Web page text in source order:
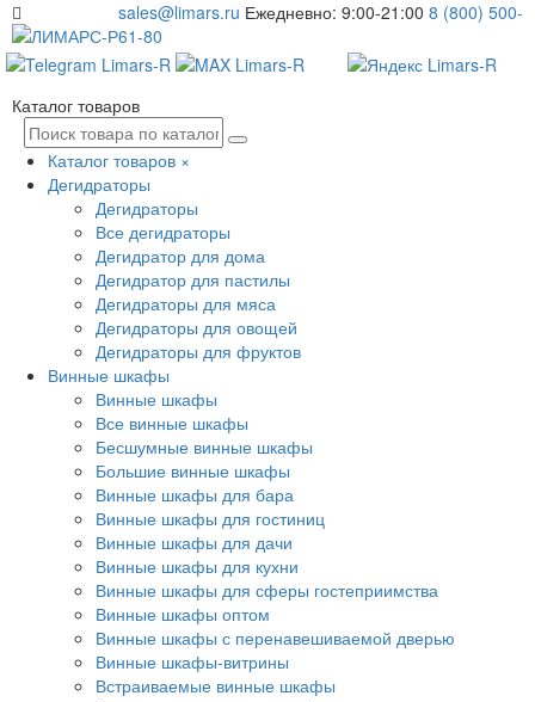
sales@limars.ru Ежедневно: 9:00-21:00 8 (800) 500-
61-80
Каталог товаров
Каталог товаров ×
Дегидраторы
Дегидраторы
Все дегидраторы
Дегидратор для дома
Дегидратор для пастилы
Дегидраторы для мяса
Дегидраторы для овощей
Дегидраторы для фруктов
Винные шкафы
Винные шкафы
Все винные шкафы
Бесшумные винные шкафы
Большие винные шкафы
Винные шкафы для бара
Винные шкафы для гостиниц
Винные шкафы для дачи
Винные шкафы для кухни
Винные шкафы для сферы гостеприимства
Винные шкафы оптом
Винные шкафы с перенавешиваемой дверью
Винные шкафы-витрины
Встраиваемые винные шкафы